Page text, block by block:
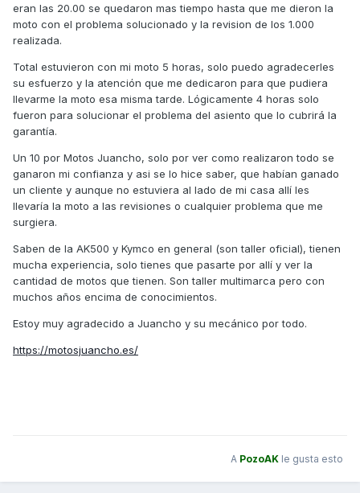
eran las 20.00 se quedaron mas tiempo hasta que me dieron la
moto con el problema solucionado y la revision de los 1.000
realizada.
Total estuvieron con mi moto 5 horas, solo puedo agradecerles
su esfuerzo y la atención que me dedicaron para que pudiera
llevarme la moto esa misma tarde. Lógicamente 4 horas solo
fueron para solucionar el problema del asiento que lo cubrirá la
garantía.
Un 10 por Motos Juancho, solo por ver como realizaron todo se
ganaron mi confianza y asi se lo hice saber, que habían ganado
un cliente y aunque no estuviera al lado de mi casa allí les
llevaría la moto a las revisiones o cualquier problema que me
surgiera.
Saben de la AK500 y Kymco en general (son taller oficial), tienen
mucha experiencia, solo tienes que pasarte por allí y ver la
cantidad de motos que tienen. Son taller multimarca pero con
muchos años encima de conocimientos.
Estoy muy agradecido a Juancho y su mecánico por todo.
https://motosjuancho.es/
A PozoAK le gusta esto